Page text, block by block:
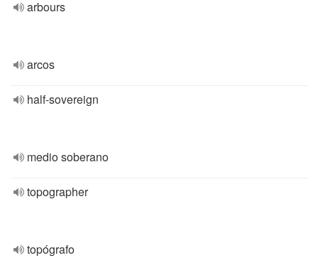
arbours
arcos
half-sovereign
medio soberano
topographer
topógrafo